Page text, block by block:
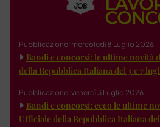
Pubblicazione: mercoledì 8 Luglio 2026
Bandi e concorsi: le ultime novità
della Repubblica Italiana del 3 e 7
Pubblicazione: venerdì 3 Luglio 2026
Bandi e concorsi: ecco le ultime
Ufficiale della Repubblica Italiana